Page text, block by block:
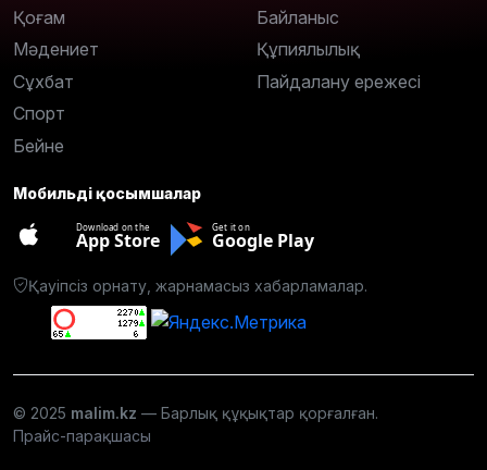
Қоғам
Мәдениет
Сұхбат
Спорт
Бейне
Байланыс
Құпиялылық
Пайдалану ережесі
Мобильді қосымшалар
Download on the
App Store
Get it on
Google Play
Қауіпсіз орнату, жарнамасыз хабарламалар.
© 2025 malim.kz — Барлық құқықтар қорғалған.
Прайс-парақшасы